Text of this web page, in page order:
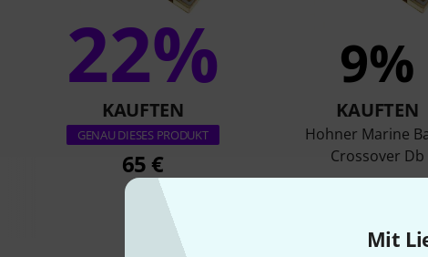
Mit
22%
KAUFTEN
GENAU DIESES PRODUKT
65 €
9%
KAUFTEN
Hohner Marine
Crossover Db
65 €